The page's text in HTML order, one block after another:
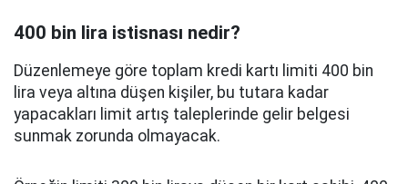
400 bin lira istisnası nedir?
Düzenlemeye göre toplam kredi kartı limiti 400 bin
lira veya altına düşen kişiler, bu tutara kadar
yapacakları limit artış taleplerinde gelir belgesi
sunmak zorunda olmayacak.